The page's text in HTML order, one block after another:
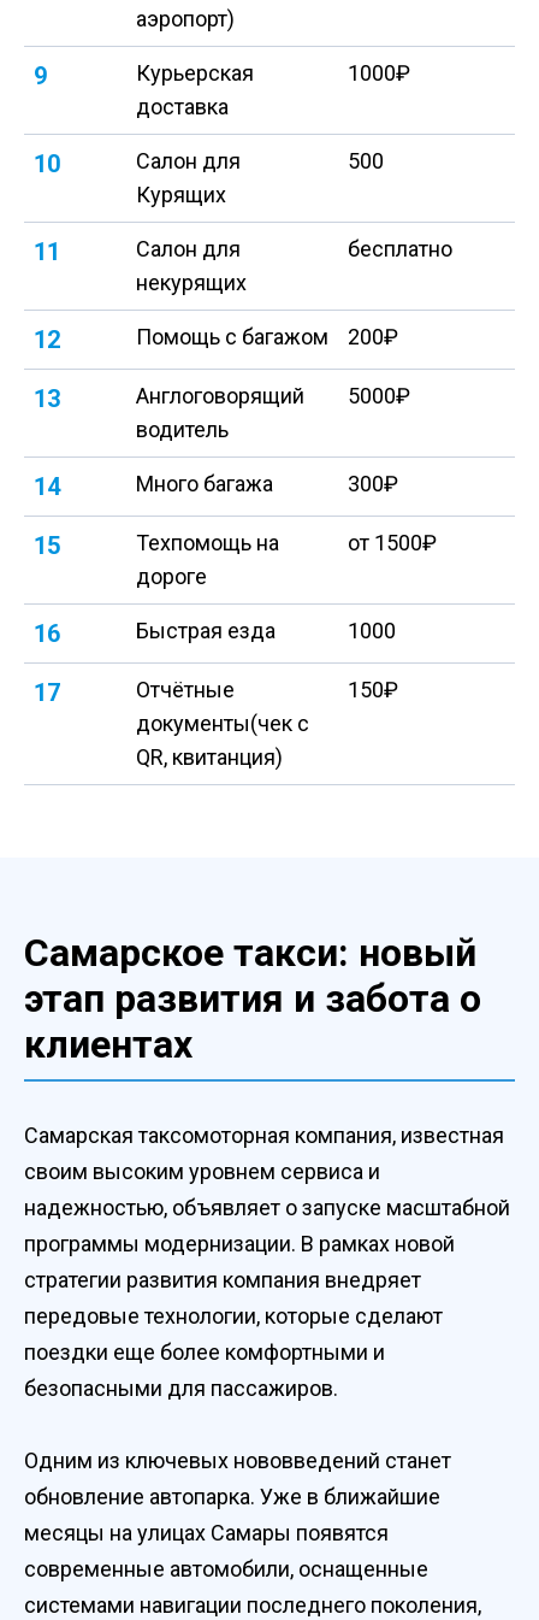
аэропорт)
9
Курьерская
доставка
1000₽
10
Салон для
Курящих
500
11
Салон для
некурящих
бесплатно
12 Помощь с багажом 200₽
13
Англоговорящий
водитель
5000₽
14 Много багажа 300₽
15
Техпомощь на
дороге
от 1500₽
16 Быстрая езда 1000
17
Отчётные
документы(чек с
QR, квитанция)
150₽
Самарское такси: новый
этап развития и забота о
клиентах
Самарская таксомоторная компания, известная
своим высоким уровнем сервиса и
надежностью, объявляет о запуске масштабной
программы модернизации. В рамках новой
стратегии развития компания внедряет
передовые технологии, которые сделают
поездки еще более комфортными и
безопасными для пассажиров.
Одним из ключевых нововведений станет
обновление автопарка. Уже в ближайшие
месяцы на улицах Самары появятся
современные автомобили, оснащенные
системами навигации последнего поколения,